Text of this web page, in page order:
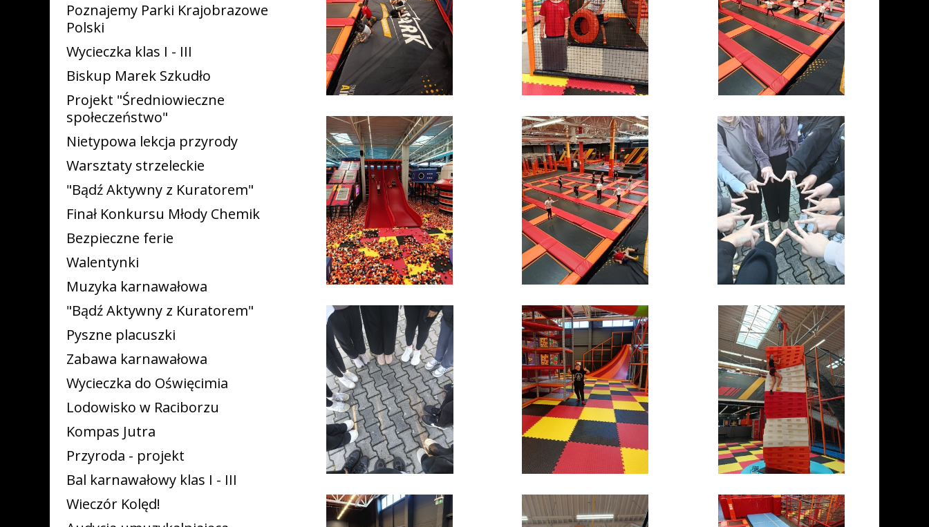
Poznajemy Parki Krajobrazowe
Polski
Wycieczka klas I - III
Biskup Marek Szkudło
Projekt "Średniowieczne
społeczeństwo"
Nietypowa lekcja przyrody
Warsztaty strzeleckie
"Bądź Aktywny z Kuratorem"
Finał Konkursu Młody Chemik
Bezpieczne ferie
Walentynki
Muzyka karnawałowa
"Bądź Aktywny z Kuratorem"
Pyszne placuszki
Zabawa karnawałowa
Wycieczka do Oświęcimia
Lodowisko w Raciborzu
Kompas Jutra
Przyroda - projekt
Bal karnawałowy klas I - III
Wieczór Kolęd!